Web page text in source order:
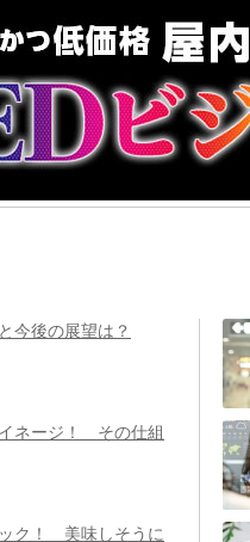
今後の展望は？
ネージ！ その仕組
ク！ 美味しそうに